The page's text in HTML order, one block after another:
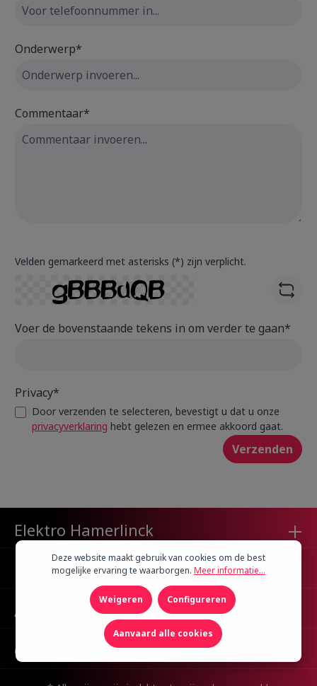
Onderwerp*
Commentaar*
Velden gemarkeerd met asterisks (*) zijn verplicht.
Voer de bovenstaande tekens in om verder te gaan*
Privacy*
Door verzenden te selecteren, bevestigt u dat u onze
privacyverklaring hebt gelezen en ermee akkoord gaat.
Verzenden
Elektro Hamerlinck
Klantenservice
Algemene Info
Openingsuren
Deze website maakt gebruik van cookies om de best
mogelijke ervaring te waarborgen. Meer informatie...
Weigeren Configureren
Aanvaard alle cookies